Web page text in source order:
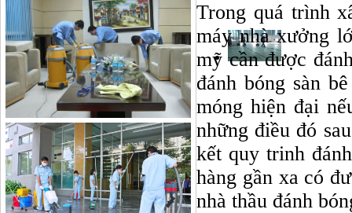
Trong quá trình
máy nhà xưởng
mỹ cần được
đánh bóng sàn
móng hiện đại
những điều đó
kết quy trinh
hàng gần xa có
nhà thầu đánh